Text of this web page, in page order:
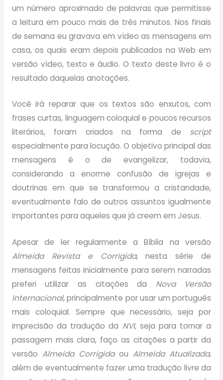
um número aproximado de palavras que permitisse
a leitura em pouco mais de três minutos. Nos finais
de semana eu gravava em vídeo as mensagens em
casa, os quais eram depois publicados na Web em
versão vídeo, texto e áudio. O texto deste livro é o
resultado daquelas anotações.
Você irá reparar que os textos são enxutos, com
frases curtas, linguagem coloquial e poucos recursos
literários, foram criados na forma de script
especialmente para locução. O objetivo principal das
mensagens é o de evangelizar, todavia,
considerando a enorme confusão de igrejas e
doutrinas em que se transformou a cristandade,
eventualmente falo de outros assuntos igualmente
importantes para aqueles que já creem em Jesus.
Apesar de ler regularmente a Bíblia na versão
Almeida Revista e Corrigida, nesta série de
mensagens feitas inicialmente para serem narradas
preferi utilizar as citações da Nova Versão
Internacional, principalmente por usar um português
mais coloquial. Sempre que necessário, seja por
imprecisão da tradução da NVI, seja para tornar a
passagem mais clara, faço as citações a partir da
versão Almeida CorrigidaouAlmeida Atualizada,
além de eventualmente fazer uma tradução livre da